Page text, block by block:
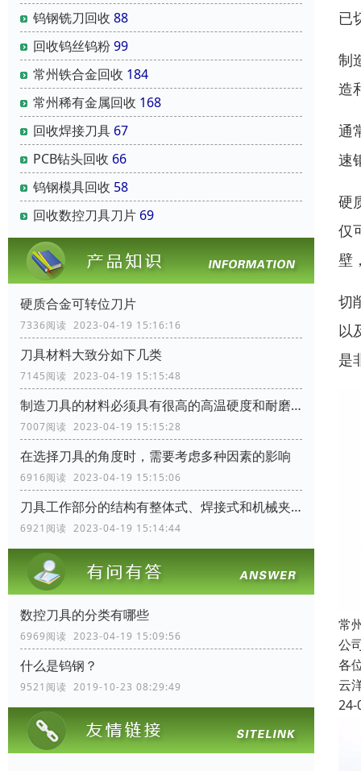
钨钢铣刀回收 88
回收钨丝钨粉99
常州铁合金回收 184
常州稀有金属回收 168
回收焊接刀具 67
PCB钻头回收 66
钨钢模具回收 58
回收数控刀具刀片 69
硬质合金可转位刀片
7336阅读 2023-04-19 15:16:16
刀具材料大致分如下几类
7145阅读 2023-04-19 15:15:48
制造刀具的材料必须具有很高的高温硬度和耐磨性
7007阅读 2023-04-19 15:15:28
在选择刀具的角度时，需要考虑多种因素的影响
6916阅读 2023-04-19 15:15:06
刀具工作部分的结构有整体式、焊接式和机械夹固式三种
6921阅读 2023-04-19 15:14:44
数控刀具的分类有哪些
6969阅读 2023-04-19 15:09:56
什么是钨钢？
9521阅读 2019-10-23 08:29:49
已
制
造
通
速
硬
仅
壁
切
以
是
常
公
各
云
24-